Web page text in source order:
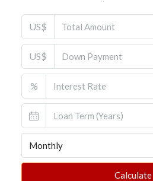
US$
US$
%
Monthly
Calculate